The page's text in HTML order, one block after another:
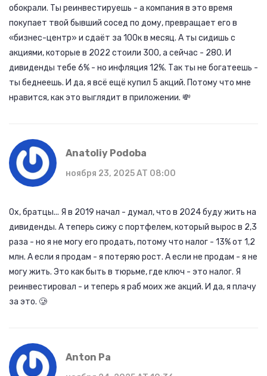
обокрали. Ты реинвестируешь - а компания в это время
покупает твой бывший сосед по дому, превращает его в
«бизнес-центр» и сдаёт за 100к в месяц. А ты сидишь с
акциями, которые в 2022 стоили 300, а сейчас - 280. И
дивиденды тебе 6% - но инфляция 12%. Так ты не богатеешь -
ты беднеешь. И да, я всё ещё купил 5 акций. Потому что мне
нравится, как это выглядит в приложении. 💸
Anatoliy Podoba
ноября 23, 2025 AT 08:00
Ох, братцы... Я в 2019 начал - думал, что в 2024 буду жить на
дивиденды. А теперь сижу с портфелем, который вырос в 2,3
раза - но я не могу его продать, потому что налог - 13% от 1,2
млн. А если я продам - я потеряю рост. А если не продам - я не
могу жить. Это как быть в тюрьме, где ключ - это налог. Я
реинвестировал - и теперь я раб моих же акций. И да, я плачу
за это. 🥲
Anton Pa